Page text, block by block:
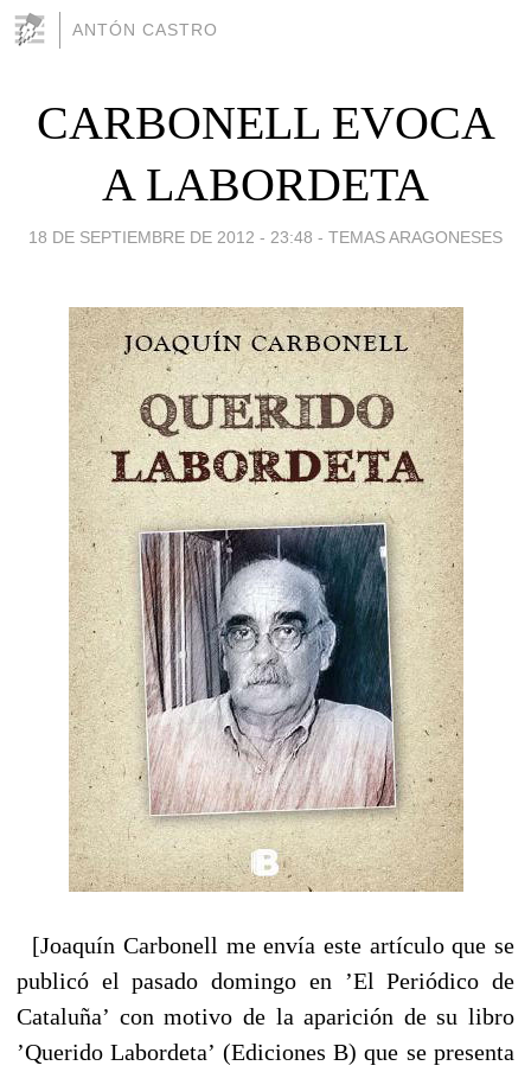
ANTÓN CASTRO
CARBONELL EVOCA
A LABORDETA
18 DE SEPTIEMBRE DE 2012 - 23:48 - TEMAS ARAGONESES
[Joaquín Carbonell me envía este artículo que se
publicó el pasado domingo en ’El Periódico de
Cataluña’ con motivo de la aparición de su libro
’Querido Labordeta’ (Ediciones B) que se presenta